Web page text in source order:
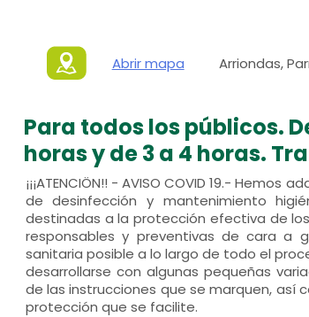
Abrir mapa Arriondas,
Para todos los públicos.
horas y de 3 a 4 horas.
¡¡¡ATENCIÖN!! - AVISO COVID 19.-
de desinfección y mantenimiento
destinadas a la protección efectiva de
responsables y preventivas de cara a
sanitaria posible a lo largo de todo el
desarrollarse con algunas pequeñas
de las instrucciones que se marquen, así
protección que se facilite.